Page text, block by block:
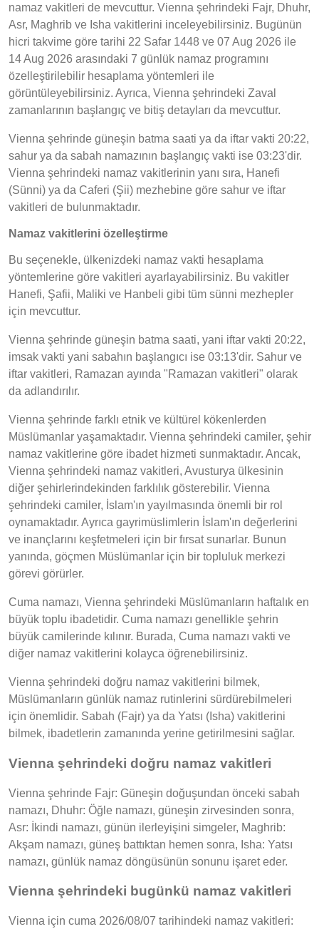
namaz vakitleri de mevcuttur. Vienna şehrindeki Fajr, Dhuhr,
Asr, Maghrib ve Isha vakitlerini inceleyebilirsiniz. Bugünün
hicri takvime göre tarihi 22 Safar 1448 ve 07 Aug 2026 ile
14 Aug 2026 arasındaki 7 günlük namaz programını
özelleştirilebilir hesaplama yöntemleri ile
görüntüleyebilirsiniz. Ayrıca, Vienna şehrindeki Zaval
zamanlarının başlangıç ve bitiş detayları da mevcuttur.
Vienna şehrinde güneşin batma saati ya da iftar vakti 20:22,
sahur ya da sabah namazının başlangıç vakti ise 03:23'dir.
Vienna şehrindeki namaz vakitlerinin yanı sıra, Hanefi
(Sünni) ya da Caferi (Şii) mezhebine göre sahur ve iftar
vakitleri de bulunmaktadır.
Namaz vakitlerini özelleştirme
Bu seçenekle, ülkenizdeki namaz vakti hesaplama
yöntemlerine göre vakitleri ayarlayabilirsiniz. Bu vakitler
Hanefi, Şafii, Maliki ve Hanbeli gibi tüm sünni mezhepler
için mevcuttur.
Vienna şehrinde güneşin batma saati, yani iftar vakti 20:22,
imsak vakti yani sabahın başlangıcı ise 03:13'dir. Sahur ve
iftar vakitleri, Ramazan ayında "Ramazan vakitleri" olarak
da adlandırılır.
Vienna şehrinde farklı etnik ve kültürel kökenlerden
Müslümanlar yaşamaktadır. Vienna şehrindeki camiler, şehir
namaz vakitlerine göre ibadet hizmeti sunmaktadır. Ancak,
Vienna şehrindeki namaz vakitleri, Avusturya ülkesinin
diğer şehirlerindekinden farklılık gösterebilir. Vienna
şehrindeki camiler, İslam'ın yayılmasında önemli bir rol
oynamaktadır. Ayrıca gayrimüslimlerin İslam'ın değerlerini
ve inançlarını keşfetmeleri için bir fırsat sunarlar. Bunun
yanında, göçmen Müslümanlar için bir topluluk merkezi
görevi görürler.
Cuma namazı, Vienna şehrindeki Müslümanların haftalık en
büyük toplu ibadetidir. Cuma namazı genellikle şehrin
büyük camilerinde kılınır. Burada, Cuma namazı vakti ve
diğer namaz vakitlerini kolayca öğrenebilirsiniz.
Vienna şehrindeki doğru namaz vakitlerini bilmek,
Müslümanların günlük namaz rutinlerini sürdürebilmeleri
için önemlidir. Sabah (Fajr) ya da Yatsı (Isha) vakitlerini
bilmek, ibadetlerin zamanında yerine getirilmesini sağlar.
Vienna şehrindeki doğru namaz vakitleri
Vienna şehrinde Fajr: Güneşin doğuşundan önceki sabah
namazı, Dhuhr: Öğle namazı, güneşin zirvesinden sonra,
Asr: İkindi namazı, günün ilerleyişini simgeler, Maghrib:
Akşam namazı, güneş battıktan hemen sonra, Isha: Yatsı
namazı, günlük namaz döngüsünün sonunu işaret eder.
Vienna şehrindeki bugünkü namaz vakitleri
Vienna için cuma 2026/08/07 tarihindeki namaz vakitleri: